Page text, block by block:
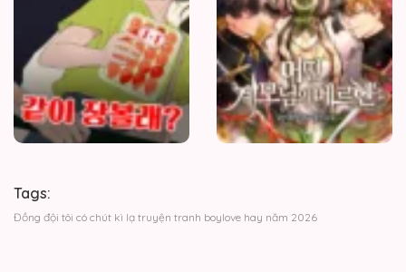
Nhé?
Tags:
Đồng đội tôi có chút kì lạ truyện tranh boylove hay năm 2026